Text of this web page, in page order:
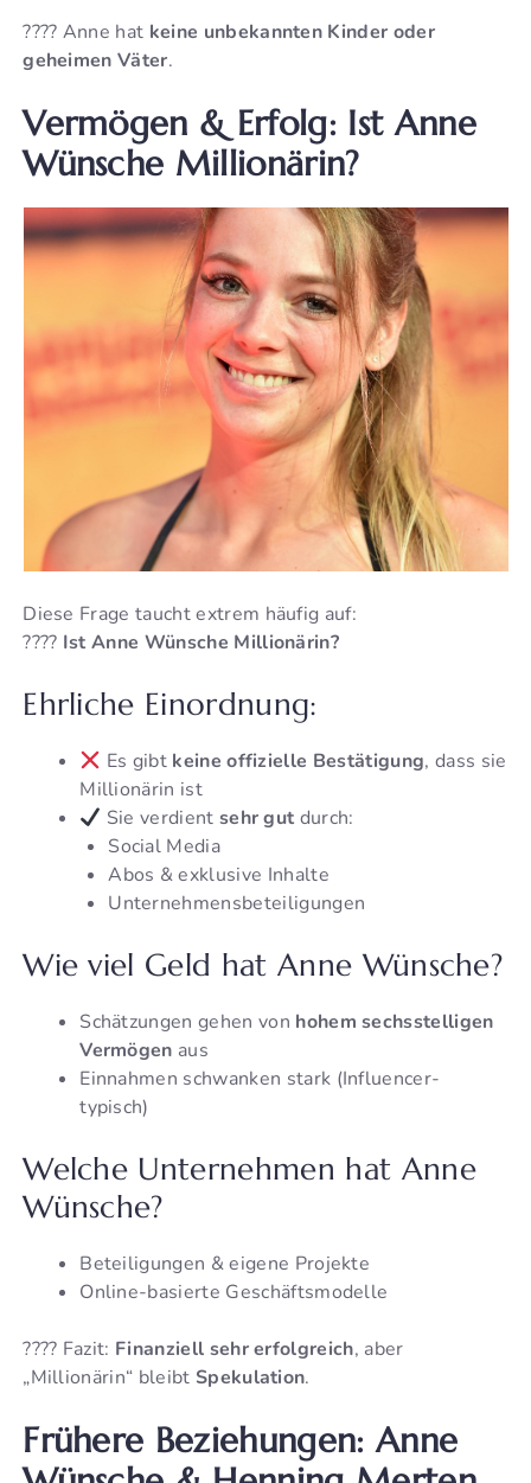
???? Anne hat keine unbekannten Kinder oder
geheimen Väter.
Vermögen & Erfolg: Ist Anne
Wünsche Millionärin?
Diese Frage taucht extrem häufig auf:
???? Ist Anne Wünsche Millionärin?
Ehrliche Einordnung:
Es gibt keine offizielle Bestätigung, dass sie
Millionärin ist
Sie verdient sehr gut durch:
Social Media
Abos & exklusive Inhalte
Unternehmensbeteiligungen
Wie viel Geld hat Anne Wünsche?
Schätzungen gehen von hohem sechsstelligen
Vermögen aus
Einnahmen schwanken stark (Influencer-
typisch)
Welche Unternehmen hat Anne
Wünsche?
Beteiligungen & eigene Projekte
Online-basierte Geschäftsmodelle
???? Fazit: Finanziell sehr erfolgreich, aber
„Millionärin“ bleibt Spekulation.
Frühere Beziehungen: Anne